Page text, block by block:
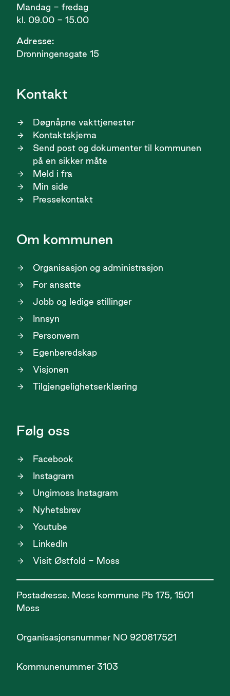
Mandag - fredag
kl. 09.00 - 15.00
Adresse:
Dronningensgate 15
Kontakt
Døgnåpne vakttjenester
Kontaktskjema
Send post og dokumenter til kommunen
på en sikker måte
Meld i fra
Min side
Pressekontakt
Om kommunen
Organisasjon og administrasjon
For ansatte
Jobb og ledige stillinger
Innsyn
Personvern
Egenberedskap
Visjonen
Tilgjengelighetserklæring
Følg oss
Facebook
Instagram
Ungimoss Instagram
Nyhetsbrev
Youtube
LinkedIn
Visit Østfold - Moss
Postadresse. Moss kommune Pb 175, 1501
Moss
Organisasjonsnummer NO 920817521
Kommunenummer 3103